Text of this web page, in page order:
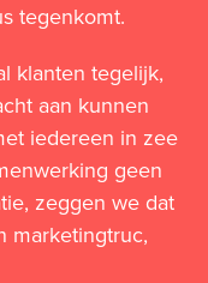
tegenkomt.
klanten tegelijk,
aan kunnen
iedereen in zee
geen
zeggen we dat
marketingtruc,